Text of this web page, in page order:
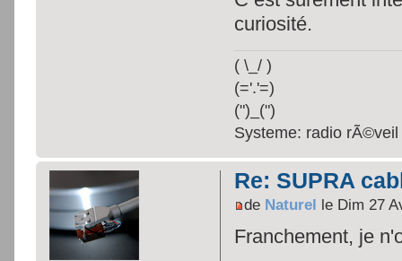
curiosité.
( \_/ )
(='.'=)
(")_(")
Systeme: radio
Re: SUPRA
de Naturel le Dim 27
Franchement, je